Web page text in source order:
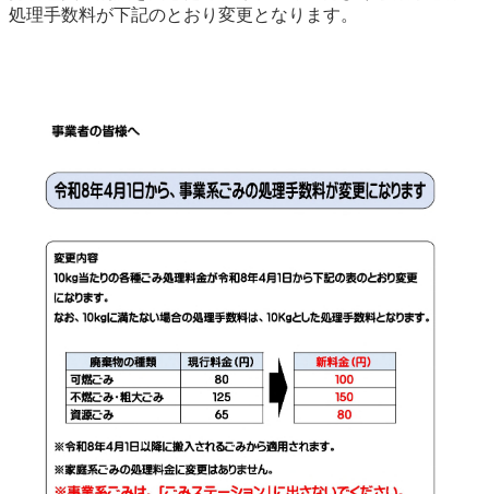
復興・計画 ふるさと納税
予算・決算
教育委員会 農業委員会 選挙
例規集
イベント 観光ならは
処理手数料が下記のとおり変更となります。